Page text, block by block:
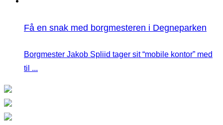
Få en snak med borgmesteren i Degneparken
Borgmester Jakob Spliid tager sit “mobile kontor” med
til ...